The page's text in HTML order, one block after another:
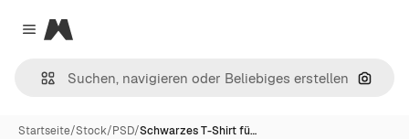
Close menu
Magnific
Nach
Startseite/Stock/PSD/Schwarzes T-Shirt fü…